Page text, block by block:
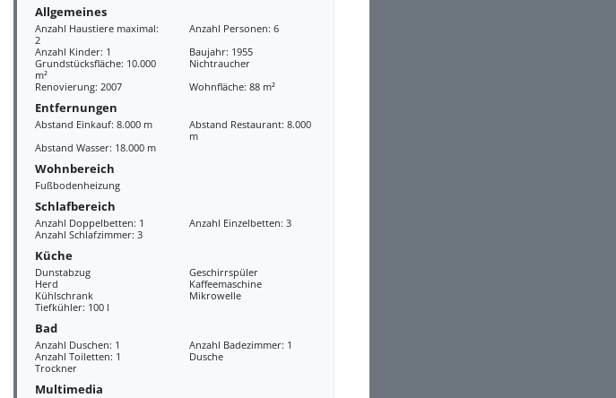
Allgemeines
Anzahl Haustiere maximal:
2
Anzahl Personen: 6
Anzahl Kinder: 1
Baujahr: 1955
Grundstücksfläche: 10.000
m²
Nichtraucher
Renovierung: 2007
Wohnfläche: 88 m²
Entfernungen
Abstand Einkauf: 8.000 m
Abstand Restaurant: 8.000
m
Abstand Wasser: 18.000 m
Wohnbereich
Fußbodenheizung
Schlafbereich
Anzahl Doppelbetten: 1
Anzahl Einzelbetten: 3
Anzahl Schlafzimmer: 3
Küche
Dunstabzug
Geschirrspüler
Herd
Kaffeemaschine
Kühlschrank
Mikrowelle
Tiefkühler: 100 l
Bad
Anzahl Duschen: 1
Anzahl Badezimmer: 1
Anzahl Toiletten: 1
Dusche
Trockner
Multimedia